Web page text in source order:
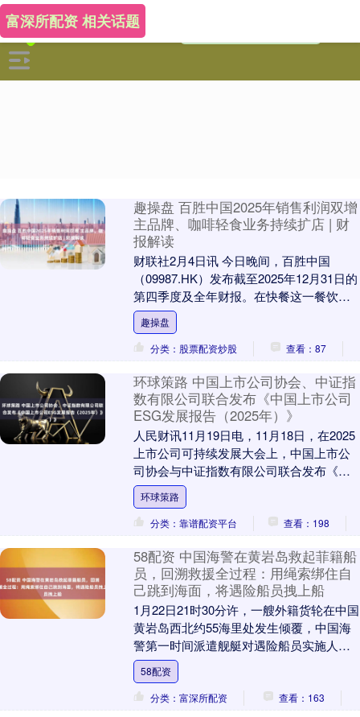
富深所配资 相关话题
趣操盘 百胜中国2025年销售利润双增
主品牌、咖啡轻食业务持续扩店 | 财
报解读
财联社2月4日讯 今日晚间，百胜中国
（09987.HK）发布截至2025年12月31日的
第四季度及全年财报。在快餐这一餐饮赛
道竞争日益白热化的情况下，百胜中国
在....
趣操盘
分类：股票配资炒股
查看：87
环球策路 中国上市公司协会、中证指
数有限公司联合发布《中国上市公司
ESG发展报告（2025年）》
人民财讯11月19日电，11月18日，在2025
上市公司可持续发展大会上，中国上市公
司协会与中证指数有限公司联合发布《中
国上市公司ESG发展报告(2025年)》....
环球策路
分类：靠谱配资平台
查看：198
58配资 中国海警在黄岩岛救起菲籍船
员，回溯救援全过程：用绳索绑住自
己跳到海面，将遇险船员拽上船
1月22日21时30分许，一艘外籍货轮在中国
黄岩岛西北约55海里处发生倾覆，中国海
警第一时间派遣舰艇对遇险船员实施人道
主义救援。历经两天多紧急搜救，最终成
功搜救....
58配资
分类：富深所配资
查看：163